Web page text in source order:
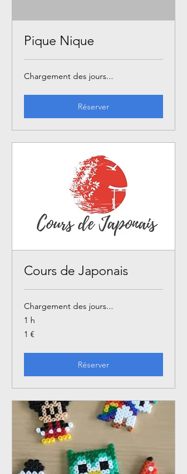
Pique Nique
Chargement des jours...
Réserver
Cours de Japonais
Chargement des jours...
1 h
1
euro
1 €
Réserver